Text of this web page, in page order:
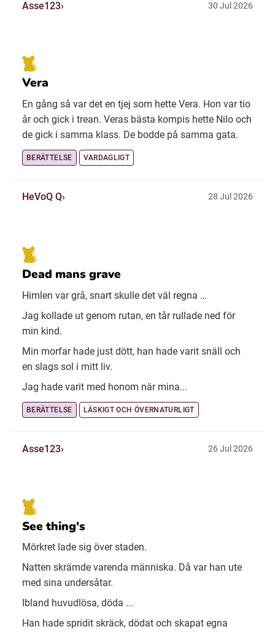
Asse123 30 Jul 2026
Vera
En gång så var det en tjej som hette Vera. Hon var tio
år och gick i trean. Veras bästa kompis hette Nilo och
de gick i samma klass. De bodde på samma gata.
BERÄTTELSE VARDAGLIGT
HeVoQ Q 28 Jul 2026
Dead mans grave
Himlen var grå, snart skulle det väl regna …
Jag kollade ut genom rutan, en tår rullade ned för
min kind.
Min morfar hade just dött, han hade varit snäll och
en slags sol i mitt liv.
Jag hade varit med honom när mina...
BERÄTTELSE LÄSKIGT OCH ÖVERNATURLIGT
Asse123 26 Jul 2026
See thing's
Mörkret lade sig över staden.
Natten skrämde varenda människa. Då var han ute
med sina undersåtar.
Ibland huvudlösa, döda ...
Han hade spridit skräck, dödat och skapat egna